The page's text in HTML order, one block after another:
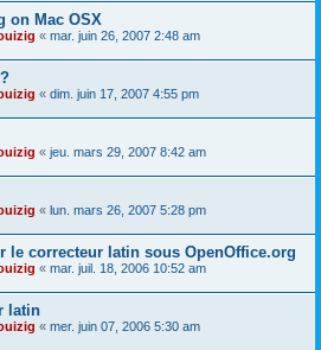
on Mac OSX
« mar. juin 26, 2007 2:48 am
« dim. juin 17, 2007 4:55 pm
« jeu. mars 29, 2007 8:42 am
« lun. mars 26, 2007 5:28 pm
le correcteur latin sous OpenOffice.org
« mar. juil. 18, 2006 10:52 am
latin
« mer. juin 07, 2006 5:30 am